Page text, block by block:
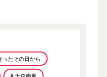
ったその日から